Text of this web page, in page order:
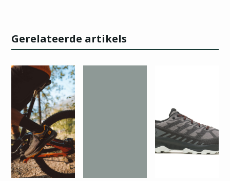
Gerelateerde artikels